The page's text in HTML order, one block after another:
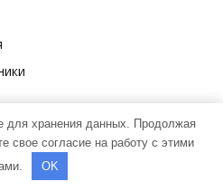
для хранения данных. Продолжая
свое согласие на работу с этими
OK